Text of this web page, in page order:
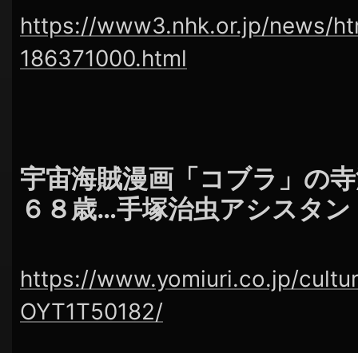
https://www3.nhk.or.jp/news/
186371000.html
宇宙海賊漫画「コブラ」の
６８歳…手塚治虫アシスタ
https://www.yomiuri.co.jp/
OYT1T50182/